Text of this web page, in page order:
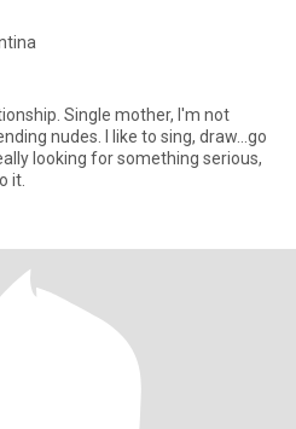
Single mother, I'm not
nudes. I like to sing, draw...go
looking for something serious,
it.